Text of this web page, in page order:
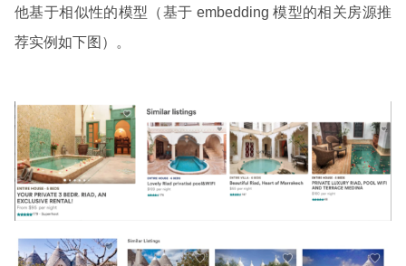
他基于相似性的模型（基于 embedding 模型的相关房源推
荐实例如下图）。